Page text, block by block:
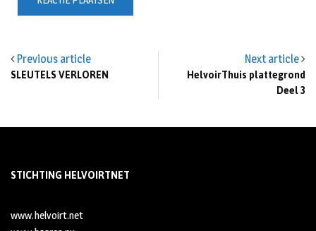
Previous article
SLEUTELS VERLOREN
Next article
HelvoirThuis plattegrond
Deel 3
STICHTING HELVOIRTNET
www.helvoirt.net